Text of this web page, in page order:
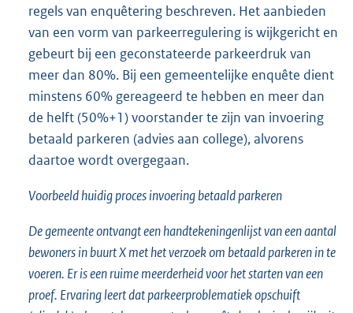
regels van enquêtering beschreven. Het aanbieden
van een vorm van parkeerregulering is wijkgericht en
gebeurt bij een geconstateerde parkeerdruk van
meer dan 80%. Bij een gemeentelijke enquête dient
minstens 60% gereageerd te hebben en meer dan
de helft (50%+1) voorstander te zijn van invoering
betaald parkeren (advies aan college), alvorens
daartoe wordt overgegaan.
Voorbeeld huidig proces invoering betaald parkeren
De gemeente ontvangt een handtekeningenlijst van een aantal
bewoners in buurt X met het verzoek om betaald parkeren in te
voeren. Er is een ruime meerderheid voor het starten van een
proef. Ervaring leert dat parkeerproblematiek opschuift